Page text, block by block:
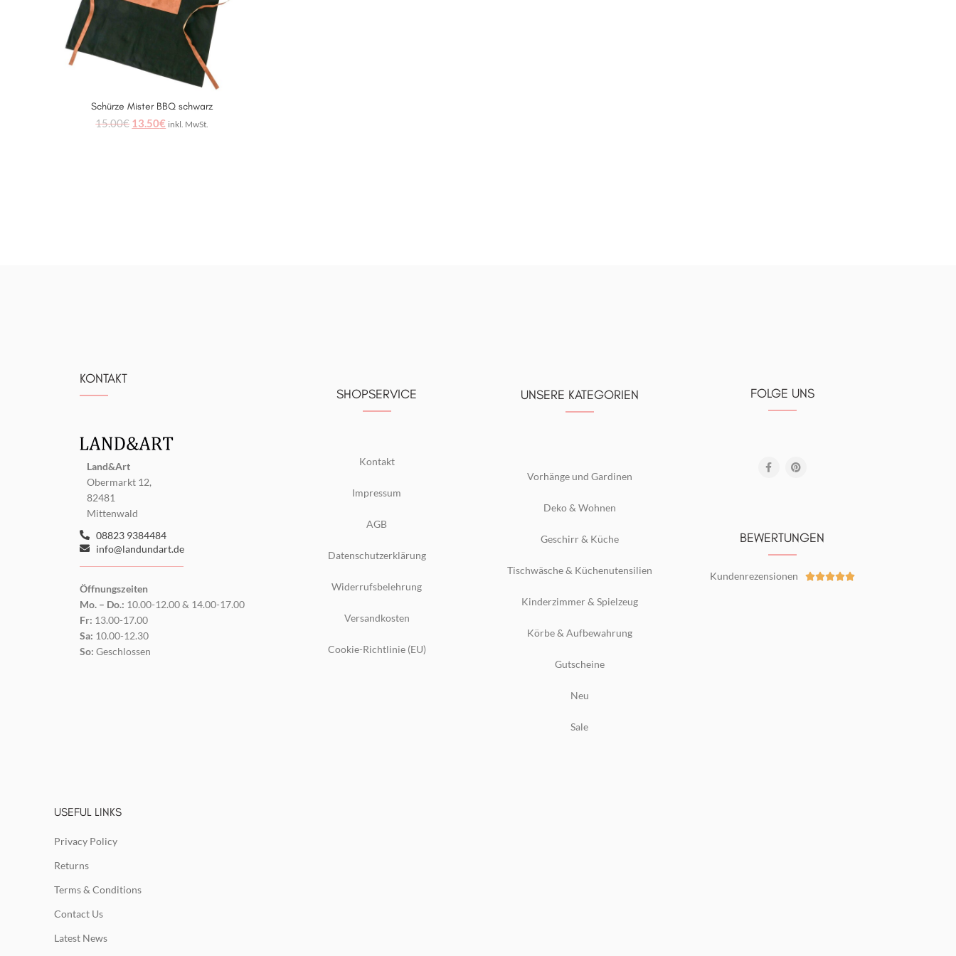
IN DEN WARENKORB
Schürze Mister BBQ schwarz
15.00€ 13.50€ inkl. MwSt.
KONTAKT
Land&Art
Obermarkt 12,
82481
Mittenwald
08823 9384484
info@landundart.de
Öffnungszeiten
Mo. – Do.: 10.00-12.00 & 14.00-17.00
Fr: 13.00-17.00
Sa: 10.00-12.30
So: Geschlossen
SHOPSERVICE
Kontakt
Impressum
AGB
Datenschutzerklärung
Widerrufsbelehrung
Versandkosten
Cookie-Richtlinie (EU)
UNSERE KATEGORIEN
Vorhänge und Gardinen
Deko & Wohnen
Geschirr & Küche
Tischwäsche & Küchenutensilien
Kinderzimmer & Spielzeug
Körbe & Aufbewahrung
Gutscheine
Neu
Sale
FOLGE UNS
BEWERTUNGEN
Kundenrezensionen 
USEFUL LINKS
Privacy Policy
Returns
Terms & Conditions
Contact Us
Latest News